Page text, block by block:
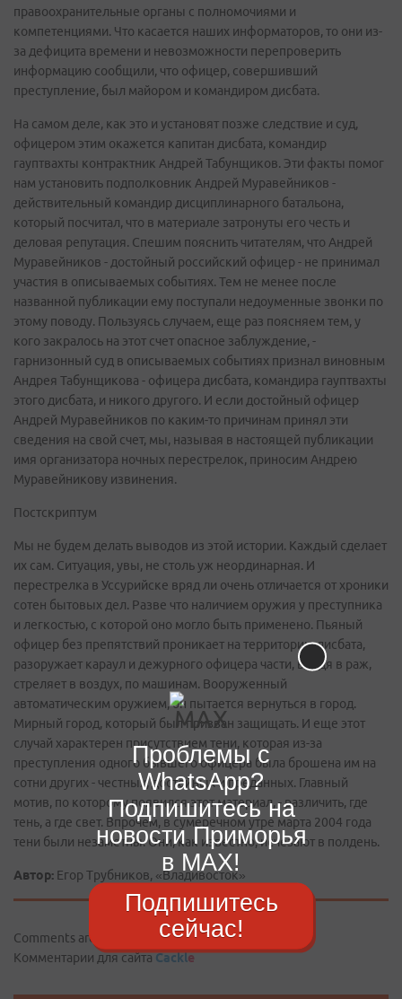
правоохранительные органы с полномочиями и
компетенциями. Что касается наших информаторов, то они из-
за дефицита времени и невозможности перепроверить
информацию сообщили, что офицер, совершивший
преступление, был майором и командиром дисбата.
На самом деле, как это и установят позже следствие и суд,
офицером этим окажется капитан дисбата, командир
гауптвахты контрактник Андрей Табунщиков. Эти факты помог
нам установить подполковник Андрей Муравейников -
действительный командир дисциплинарного батальона,
который посчитал, что в материале затронуты его честь и
деловая репутация. Спешим пояснить читателям, что Андрей
Муравейников - достойный российский офицер - не принимал
участия в описываемых событиях. Тем не менее после
названной публикации ему поступали недоуменные звонки по
этому поводу. Пользуясь случаем, еще раз поясняем тем, у
кого закралось на этот счет опасное заблуждение, -
гарнизонный суд в описываемых событиях признал виновным
Андрея Табунщикова - офицера дисбата, командира гауптвахты
этого дисбата, и никого другого. И если достойный офицер
Андрей Муравейников по каким-то причинам принял эти
сведения на свой счет, мы, называя в настоящей публикации
имя организатора ночных перестрелок, приносим Андрею
Муравейникову извинения.
Постскриптум
Мы не будем делать выводов из этой истории. Каждый сделает
их сам. Ситуация, увы, не столь уж неординарная. И
перестрелка в Уссурийске вряд ли очень отличается от хроники
сотен бытовых дел. Разве что наличием оружия у преступника
и легкостью, с которой оно могло быть применено. Пьяный
офицер без препятствий проникает на территорию дисбата,
разоружает караул и дежурного офицера части, войдя в раж,
стреляет в воздух, по машинам. Вооруженный
автоматическим оружием, он пытается вернуться в город.
Мирный город, который был призван защищать. И еще этот
случай характерен присутствием тени, которая из-за
преступления одного бывшего офицера была брошена им на
сотни других - честных, достойных и преданных. Главный
мотив, по которому появился этот материал, - различить, где
тень, а где свет. Впрочем, в сумеречном утре марта 2004 года
тени были незаметны. Они, как известно, исчезают в полдень.
Автор: Егор Tрубников, «Владивосток»
Comments are disabled
Комментарии для сайтаCackle
Проблемы с
WhatsApp?
Подпишитесь на
новости Приморья
в MAX!
Подпишитесь
сейчас!